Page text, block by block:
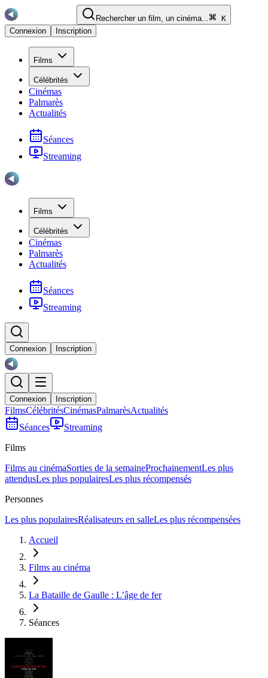
Rechercher un film, un cinéma...
K
Connexion
Inscription
Films
Célébrités
Cinémas
Palmarès
Actualités
Séances
Streaming
Films
Célébrités
Cinémas
Palmarès
Actualités
Séances
Streaming
Connexion Inscription
Connexion Inscription
FilmsCélébritésCinémasPalmarèsActualités
Séances
Streaming
Films
Films au cinémaSorties de la semaineProchainementLes plus
attendusLes plus populairesLes plus récompensés
Personnes
Les plus populairesRéalisateurs en salleLes plus récompensées
Accueil
Films au cinéma
La Bataille de Gaulle : L’âge de fer
Séances